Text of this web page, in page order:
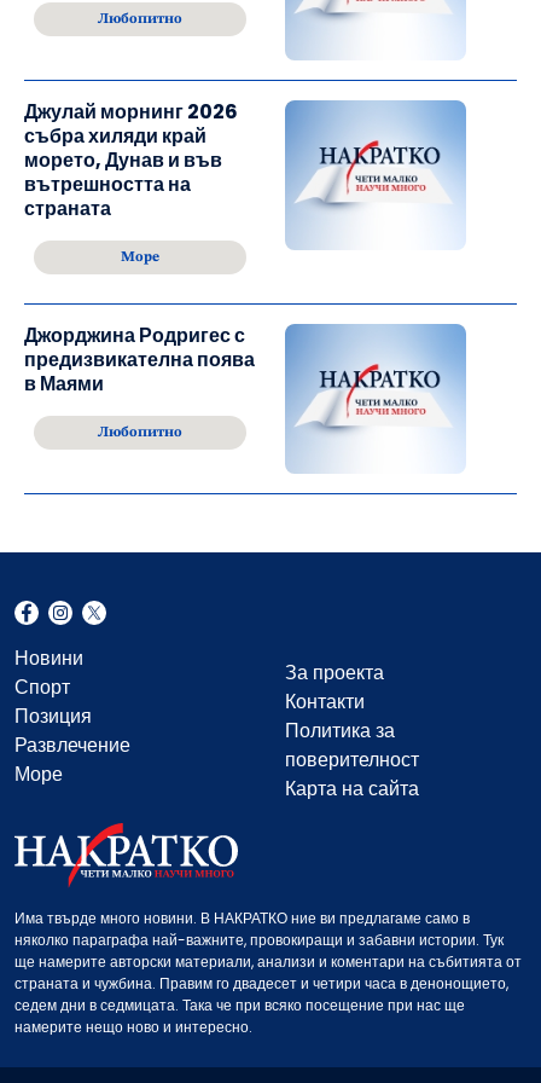
Любопитно
Джулай морнинг 2026
събра хиляди край
морето, Дунав и във
вътрешността на
страната
Море
Джорджина Родригес с
предизвикателна поява
в Маями
Любопитно
Новини
Спорт
Позиция
Развлечение
Море
За проекта
Контакти
Политика за
поверителност
Карта на сайта
Има твърде много новини. В НАКРАТКО ние ви предлагаме само в
няколко параграфа най-важните, провокиращи и забавни истории. Тук
ще намерите авторски материали, анализи и коментари на събитията от
страната и чужбина. Правим го двадесет и четири часа в денонощието,
седем дни в седмицата. Така че при всяко посещение при нас ще
намерите нещо ново и интересно.